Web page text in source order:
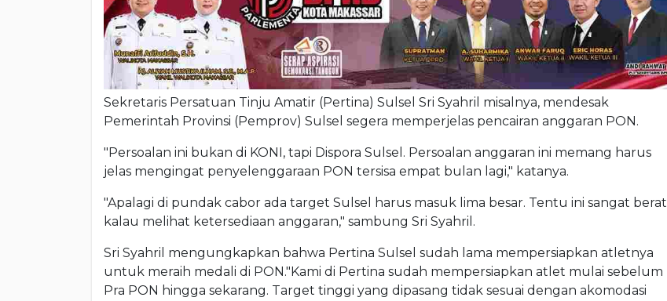
Sekretaris Persatuan Tinju Amatir (Pertina) Sulsel Sri Syahril misalnya, mendesak
Pemerintah Provinsi (Pemprov) Sulsel segera memperjelas pencairan anggaran PON.
"Persoalan ini bukan di KONI, tapi Dispora Sulsel. Persoalan anggaran ini memang harus
jelas mengingat penyelenggaraan PON tersisa empat bulan lagi," katanya.
"Apalagi di pundak cabor ada target Sulsel harus masuk lima besar. Tentu ini sangat berat
kalau melihat ketersediaan anggaran," sambung Sri Syahril.
Sri Syahril mengungkapkan bahwa Pertina Sulsel sudah lama mempersiapkan atletnya
untuk meraih medali di PON."Kami di Pertina sudah mempersiapkan atlet mulai sebelum
Pra PON hingga sekarang. Target tinggi yang dipasang tidak sesuai dengan akomodasi